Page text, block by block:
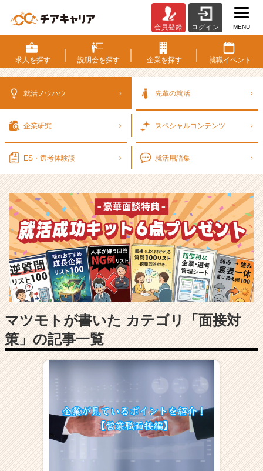
考
対
策・
ウ
ベ
ン
チ
ャ
ー・
成
長
企
業
か
ら
ス
カ
ウ
就
活
サ
会員登録 ログイン MENU
求人を探す 説明会を探す 企業を探す 就職イベント
就活ノウハウ 先輩の就活
企業研究 スペシャルコンテンツ
ES・選考体験談 就活用語集
マツモトが書いた カテゴリ「面接対
策」の記事一覧